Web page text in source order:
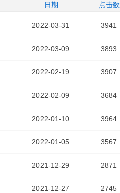
日期 点击数
2022-03-31 3941
2022-03-09 3893
2022-02-19 3907
2022-02-09 3684
2022-01-10 3964
2022-01-05 3567
2021-12-29 2871
2021-12-27 2745